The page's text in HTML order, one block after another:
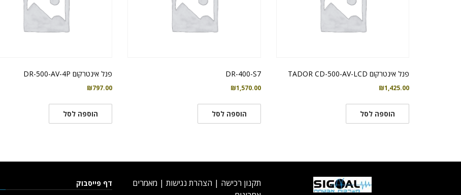
פנל אינטרקום TADOR CD-500-AV-LCD
₪1,425.00
הוספה לסל
DR-400-S7
₪1,570.00
הוספה לסל
פנל אינטרקום DR-500-AV-4P
₪797.00
הוספה לסל
תקנון רכישה | הצהרת נגישות | מאמרים
דף פייסבוק